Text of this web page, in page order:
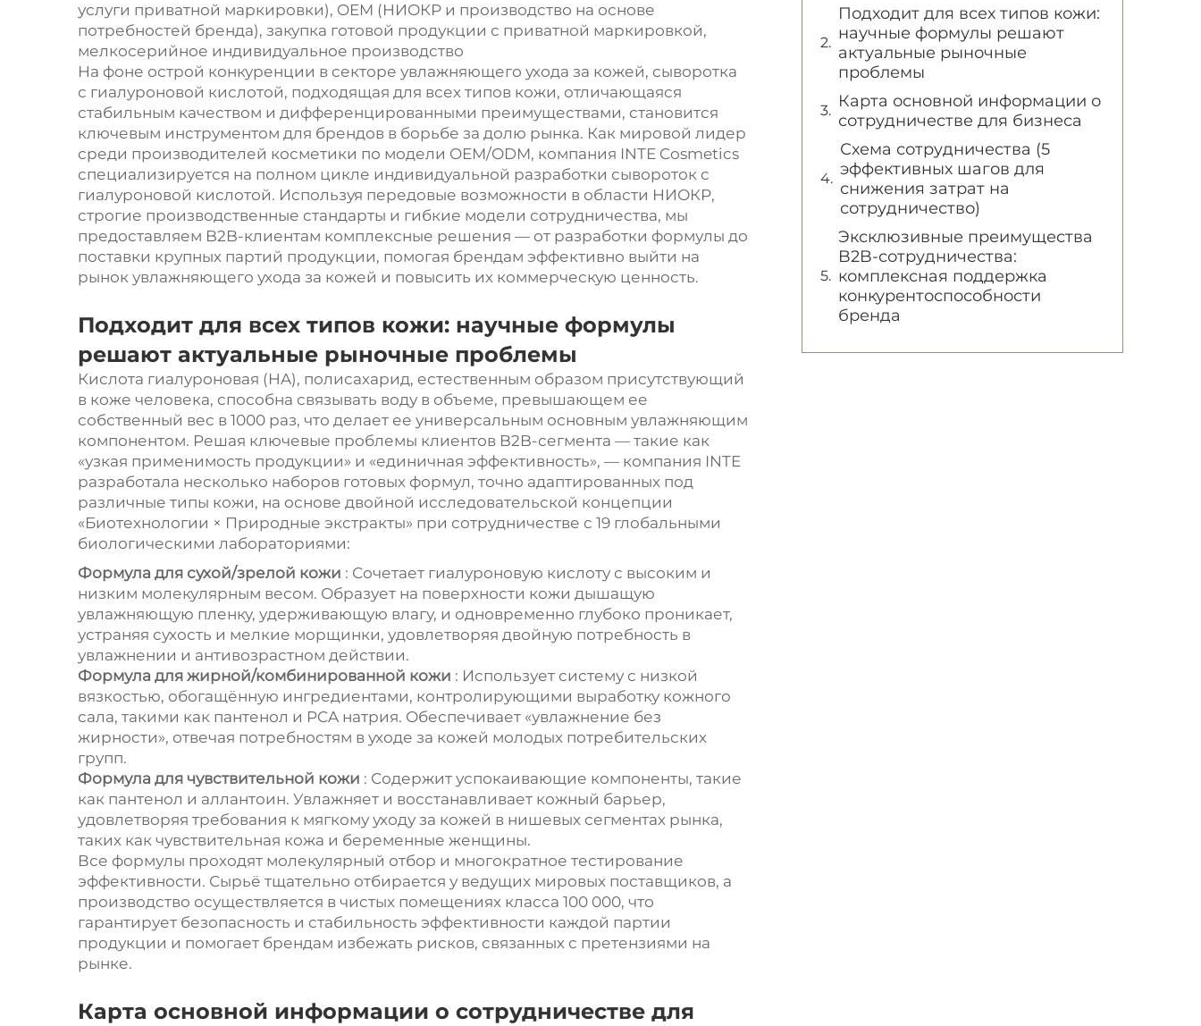
услуги приватной маркировки), OEM (НИОКР и производство на основе
потребностей бренда), закупка готовой продукции с приватной маркировкой,
мелкосерийное индивидуальное производство
На фоне острой конкуренции в секторе увлажняющего ухода за кожей, сыворотка
с гиалуроновой кислотой, подходящая для всех типов кожи, отличающаяся
стабильным качеством и дифференцированными преимуществами, становится
ключевым инструментом для брендов в борьбе за долю рынка. Как мировой лидер
среди производителей косметики по модели OEM/ODM, компания INTE Cosmetics
специализируется на полном цикле индивидуальной разработки сывороток с
гиалуроновой кислотой. Используя передовые возможности в области НИОКР,
строгие производственные стандарты и гибкие модели сотрудничества, мы
предоставляем B2B-клиентам комплексные решения — от разработки формулы до
поставки крупных партий продукции, помогая брендам эффективно выйти на
рынок увлажняющего ухода за кожей и повысить их коммерческую ценность.
Подходит для всех типов кожи: научные формулы
решают актуальные рыночные проблемы
Кислота гиалуроновая (HA), полисахарид, естественным образом присутствующий
в коже человека, способна связывать воду в объеме, превышающем ее
собственный вес в 1000 раз, что делает ее универсальным основным увлажняющим
компонентом. Решая ключевые проблемы клиентов B2B-сегмента — такие как
«узкая применимость продукции» и «единичная эффективность», — компания INTE
разработала несколько наборов готовых формул, точно адаптированных под
различные типы кожи, на основе двойной исследовательской концепции
«Биотехнологии × Природные экстракты» при сотрудничестве с 19 глобальными
биологическими лабораториями:
Формула для сухой/зрелой кожи : Сочетает гиалуроновую кислоту с высоким и
низким молекулярным весом. Образует на поверхности кожи дышащую
увлажняющую пленку, удерживающую влагу, и одновременно глубоко проникает,
устраняя сухость и мелкие морщинки, удовлетворяя двойную потребность в
увлажнении и антивозрастном действии.
Формула для жирной/комбинированной кожи : Использует систему с низкой
вязкостью, обогащённую ингредиентами, контролирующими выработку кожного
сала, такими как пантенол и PCA натрия. Обеспечивает «увлажнение без
жирности», отвечая потребностям в уходе за кожей молодых потребительских
групп.
Формула для чувствительной кожи : Содержит успокаивающие компоненты, такие
как пантенол и аллантоин. Увлажняет и восстанавливает кожный барьер,
удовлетворяя требования к мягкому уходу за кожей в нишевых сегментах рынка,
таких как чувствительная кожа и беременные женщины.
Все формулы проходят молекулярный отбор и многократное тестирование
эффективности. Сырьё тщательно отбирается у ведущих мировых поставщиков, а
производство осуществляется в чистых помещениях класса 100 000, что
гарантирует безопасность и стабильность эффективности каждой партии
продукции и помогает брендам избежать рисков, связанных с претензиями на
рынке.
Карта основной информации о сотрудничестве для
Подходит для всех типов кожи:
научные формулы решают
актуальные рыночные
проблемы
Карта основной информации о
сотрудничестве для бизнеса
Схема сотрудничества (5
эффективных шагов для
снижения затрат на
сотрудничество)
Эксклюзивные преимущества
B2B-сотрудничества:
комплексная поддержка
конкурентоспособности
бренда